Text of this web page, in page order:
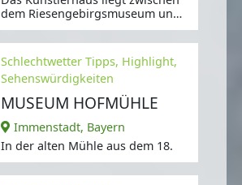
dem Riesengebirgsmuseum und
einem Gewerbegebiet,
Schlechtwetter Tipps, Highlight,
Sehenswürdigkeiten
MUSEUM HOFMÜHLE
Immenstadt, Bayern
In der alten Mühle aus dem 18.